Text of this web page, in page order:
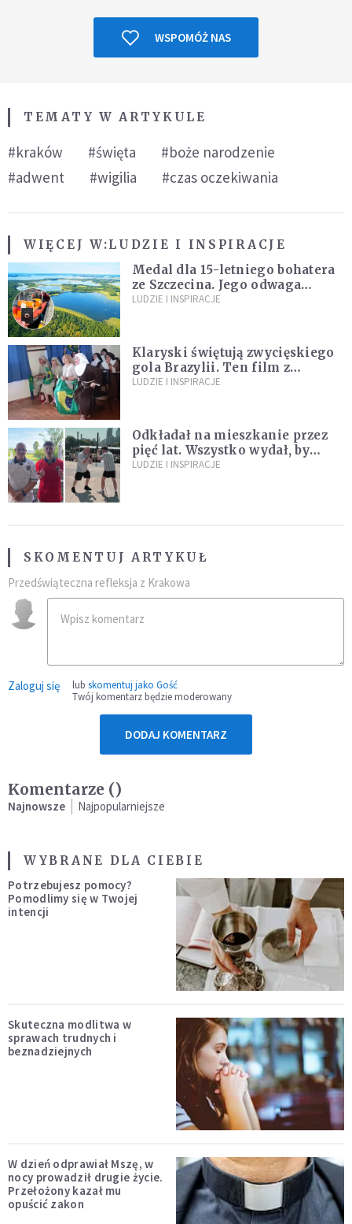
WSPOMÓŻ NAS
TEMATY W ARTYKULE
#kraków #święta
#boże narodzenie
#adwent
#wigilia #czas oczekiwania
WIĘCEJ W:LUDZIE I INSPIRACJE
Medal dla 15-letniego bohatera
ze Szczecina. Jego odwaga
ocaliła ludzkie życie
LUDZIE I INSPIRACJE
Klaryski świętują zwycięskiego
gola Brazylii. Ten film z
zakonnicami obejrzały już
LUDZIE I INSPIRACJE
Odkładał na mieszkanie przez
pięć lat. Wszystko wydał, by
spełnić marzenie 80-letniego
LUDZIE I INSPIRACJE
SKOMENTUJ ARTYKUŁ
Przedświąteczna refleksja z Krakowa
Zaloguj się lub skomentuj jako Gość
Twój komentarz będzie moderowany
DODAJ KOMENTARZ
Komentarze ()
Najnowsze Najpopularniejsze
WYBRANE DLA CIEBIE
Potrzebujesz pomocy?
Pomodlimy się w Twojej
intencji
Skuteczna modlitwa w
sprawach trudnych i
beznadziejnych
W dzień odprawiał Mszę, w
nocy prowadził drugie życie.
Przełożony kazał mu
opuścić zakon